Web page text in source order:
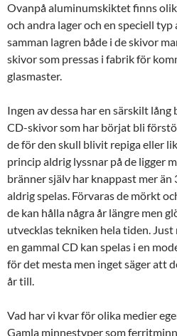
Ovanpå aluminumskiktet finns
och andra lager och en speciell
samman lagren både i de skivor
skivor som pressas i fabrik för
glasmaster.
Ingen av dessa har en särskilt
CD-skivor som har börjat bli
de för den skull blivit repiga eller
princip aldrig lyssnar på de ligger
bränner själv har knappast mer än
aldrig spelas. Förvaras de mörkt
de kan hålla några år längre men
utvecklas tekniken hela tiden.
en gammal CD kan spelas i en
för det mesta men inget säger att
år till.
Vad har vi kvar för olika medier
Gamla minnestyper som